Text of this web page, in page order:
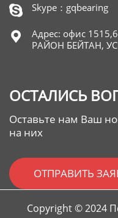
 Skype：gqbearing

Адрес: офис
РАЙОН БЕЙТАН,
ОСТАЛИСЬ
Оставьте нам Ваш
на них
ОТПРАВИТЬ
Copyright © 2024